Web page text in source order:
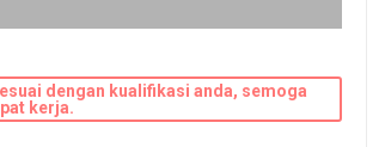
dengan kualifikasi anda, semoga
kerja.